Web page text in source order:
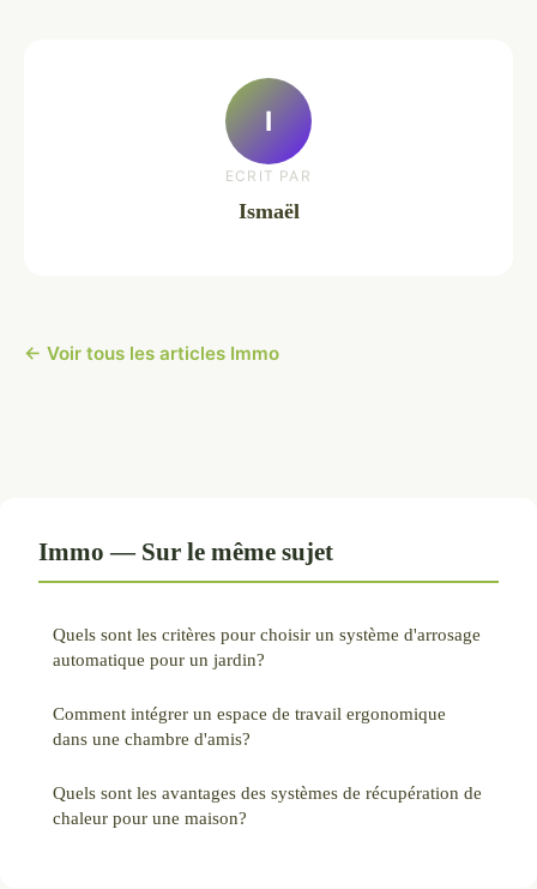
I
ECRIT PAR
Ismaël
← Voir tous les articles Immo
Immo — Sur le même sujet
Quels sont les critères pour choisir un système d'arrosage
automatique pour un jardin?
Comment intégrer un espace de travail ergonomique
dans une chambre d'amis?
Quels sont les avantages des systèmes de récupération de
chaleur pour une maison?